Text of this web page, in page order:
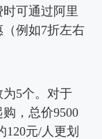
可通过阿里
例如7折左右
5个。对于
，总价9500
120元/人更划